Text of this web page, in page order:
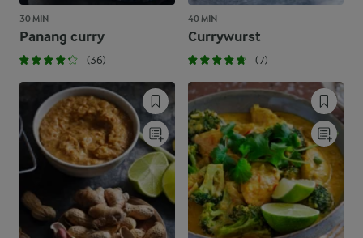
30 MIN
Panang curry
(36)
40 MIN
Currywurst
(7)